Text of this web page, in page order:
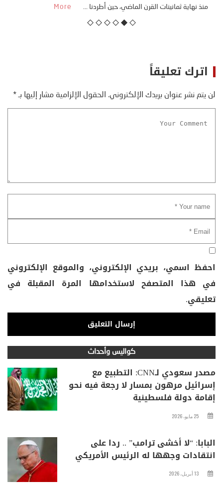
منذ نهاية ثمانينات القرن الماضي، حين أطردنا ...
More
اترك تعليقاً
لن يتم نشر عنوان بريدك الإلكتروني. الحقول الإلزامية مشار إليها بـ*
احفظ اسمي، بريدي الإلكتروني، والموقع الإلكتروني
في هذا المتصفح لاستخدامها المرة المقبلة في
تعليقي.
كواليس وأحداث
مصدر سعودي لـCNN: التطبيع مع
إسرائيل مرهون بمسار لا رجعة فيه نحو
إقامة دولة فلسطينية
25 مايو، 2026
البابا: “لا أخشى ترامب” .. ردا على
انتقادات وجهها له الرئيس الأمريكي
13 أبريل، 2026